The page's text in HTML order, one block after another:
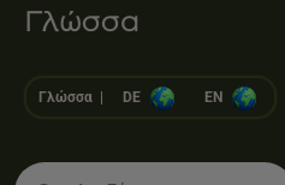
Γλώσσα
Γλώσσα | DE EN
Search